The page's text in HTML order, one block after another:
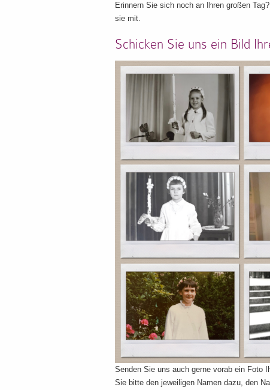
Erinnern Sie sich noch an Ihren großen
sie mit.
Schicken Sie uns ein Bild
Senden Sie uns auch gerne vorab ein Foto
Sie bitte den jeweiligen Namen dazu, den